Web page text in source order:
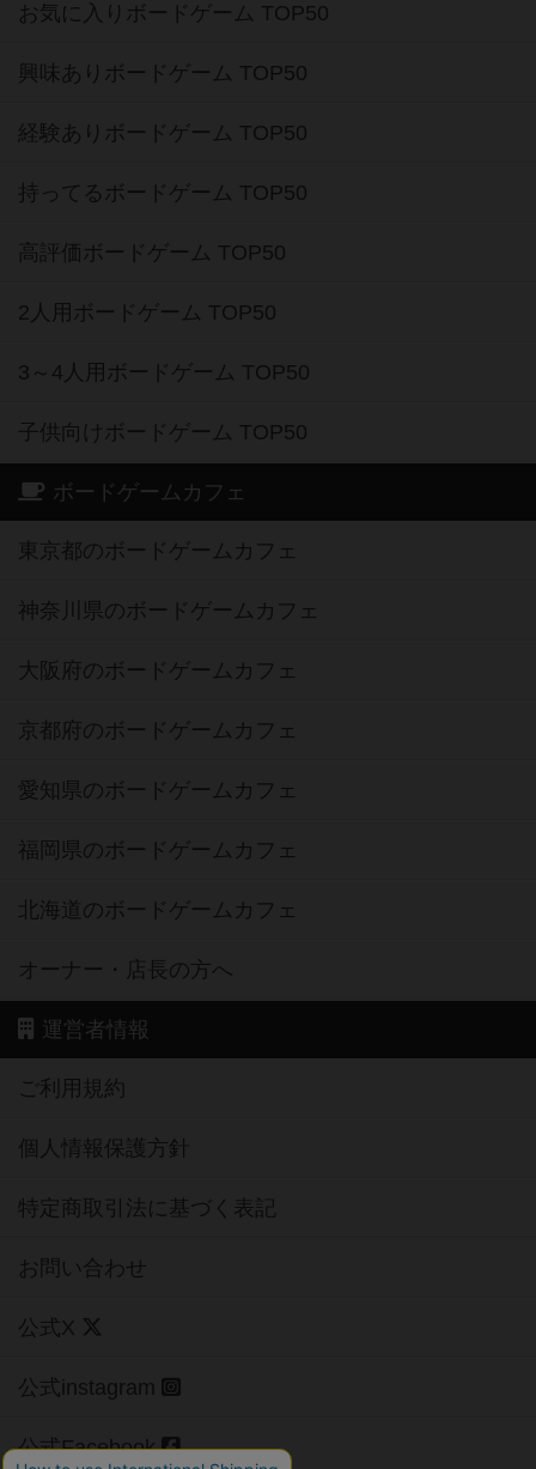
お気に入りボードゲーム TOP50
興味ありボードゲーム TOP50
経験ありボードゲーム TOP50
持ってるボードゲーム TOP50
高評価ボードゲーム TOP50
2人用ボードゲーム TOP50
3～4人用ボードゲーム TOP50
子供向けボードゲーム TOP50
ボードゲームカフェ
東京都のボードゲームカフェ
神奈川県のボードゲームカフェ
大阪府のボードゲームカフェ
京都府のボードゲームカフェ
愛知県のボードゲームカフェ
福岡県のボードゲームカフェ
北海道のボードゲームカフェ
オーナー・店長の方へ
運営者情報
ご利用規約
個人情報保護方針
特定商取引法に基づく表記
お問い合わせ
公式X
公式instagram
公式Facebook